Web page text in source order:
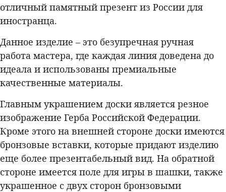
отличный памятный презент из России для
иностранца.
Данное изделие – это безупречная ручная
работа мастера, где каждая линия доведена до
идеала и использованы премиальные
качественные материалы.
Главным украшением доски является резное
изображение Герба Российской Федерации.
Кроме этого на внешней стороне доски имеются
бронзовые вставки, которые придают изделию
еще более презентабельный вид. На обратной
стороне имеется поле для игры в шашки, также
украшенное с двух сторон бронзовыми